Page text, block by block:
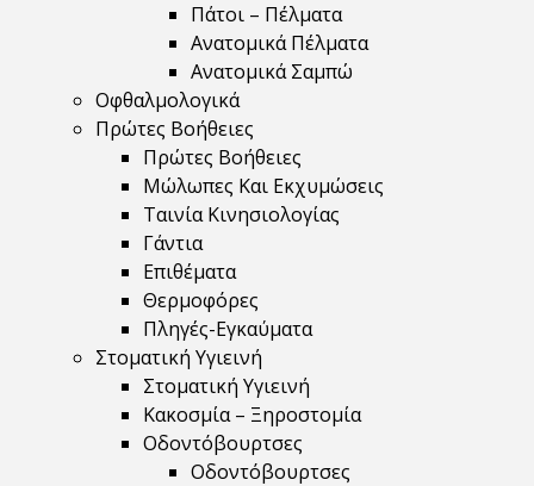
Πάτοι – Πέλματα
Ανατομικά Πέλματα
Ανατομικά Σαμπώ
Οφθαλμολογικά
Πρώτες Βοήθειες
Πρώτες Βοήθειες
Μώλωπες Και Εκχυμώσεις
Ταινία Κινησιολογίας
Γάντια
Επιθέματα
Θερμοφόρες
Πληγές-Εγκαύματα
Στοματική Υγιεινή
Στοματική Υγιεινή
Κακοσμία – Ξηροστομία
Οδοντόβουρτσες
Οδοντόβουρτσες